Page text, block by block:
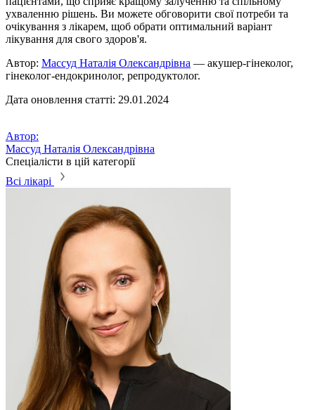
ухваленню рішень. Ви можете обговорити свої потреби та
очікування з лікарем, щоб обрати оптимальний варіант
лікування для свого здоров'я.
Автор: Массуд Наталія Олександрівна — акушер-гінеколог,
гінеколог-ендокринолог, репродуктолог.
Дата оновлення статті: 29.01.2024
Автор:
Массуд Наталія Олександрівна
Спеціалісти в цій категорії
Всі лікарі